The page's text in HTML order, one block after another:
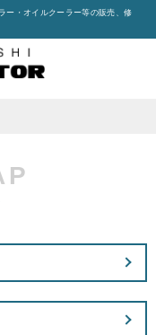
ー・オイルクーラー等の販売、修